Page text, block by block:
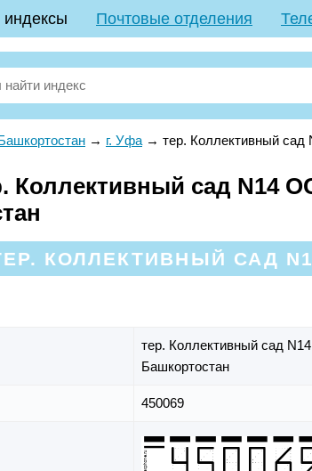
Почтовые отделения
→ г. Уфа → тер. Коллективный
Коллективный сад N14
КОЛЛЕКТИВНЫЙ САД
тер. Коллективный сад
Башкортостан
450069